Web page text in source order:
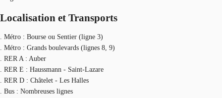
Localisation et Transports
. Métro : Bourse ou Sentier (ligne 3)
. Métro : Grands boulevards (lignes 8, 9)
. RER A : Auber
. RER E : Haussmann - Saint-Lazare
. RER D : Châtelet - Les Halles
. Bus : Nombreuses lignes